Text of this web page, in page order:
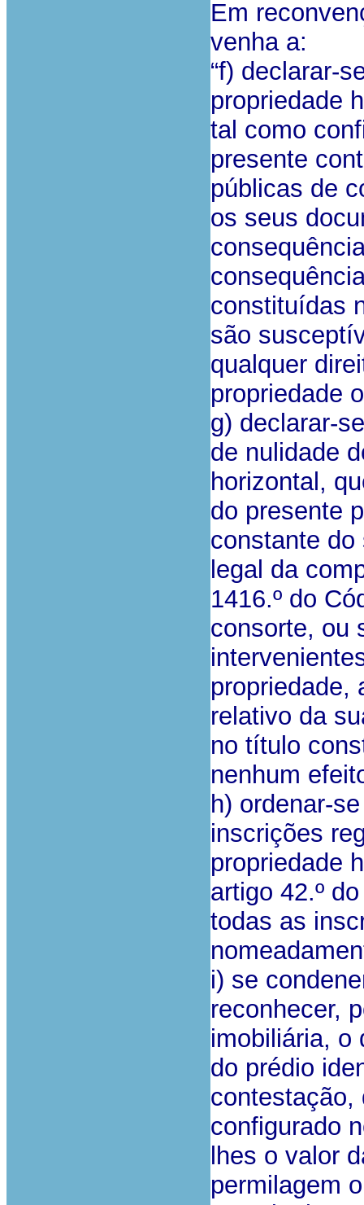
Em
venha a:
“f) declarar-
propriedade
tal como
presente
públicas de
os seus
constituídas
são
qualquer
propriedade
g) declarar-
de nulidade
horizontal,
do presente
constante do
legal da
1416.º do
consorte, ou
propriedade,
relativo da
no título
nenhum
h) ordenar-
inscrições
propriedade
artigo 42.º
todas as
i) se
reconhecer,
imobiliária, o
do prédio
contestação,
configurado
lhes o valor
permilagem